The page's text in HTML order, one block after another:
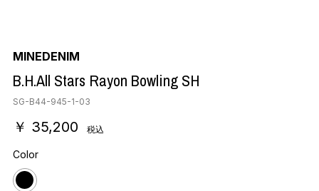
MINEDENIM
B.H.All Stars Rayon Bowling SH
SG-B44-945-1-03
￥ 35,200 税込
Color